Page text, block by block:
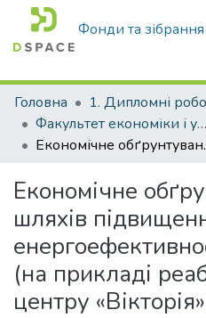
Фонди та зібрання
Головна
Факультет економіки і управління підприємництвом
Економічне
Економічне
шляхів
(на прикладі
центру